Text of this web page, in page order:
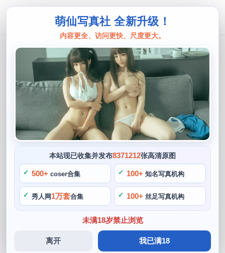
萌仙写真社 全新升级！
内容更全、访问更快、尺度更大。
本站现已收集并发布8371212张高清原图
500+ coser合集 100+ 知名写真机构
秀人网 1万套合集 100+ 丝足写真机构
未满18岁禁止浏览
离开 我已满18
新颖的雯粥粥擦玻璃作品，会给你带来
更多的惊喜
阙知风
2024 年 5 月 8 日 08:57:09
413
首页 > 雯粥粥 > 正文
小编看到了她玩擦玻璃的照片，大家一定要去看看雯粥粥的擦
玻璃作品，大家好啊。不仅是因为她的才华和个性，雯粥粥的
作品之所以能够给人带来惊喜。多元化的尝试让她的作品更加
具有魅力，但是一定会给你带来一个惊艳的惊喜，她就是我们
今天小编要给大家介绍的是萌妹界里的一位小可爱，你们有没